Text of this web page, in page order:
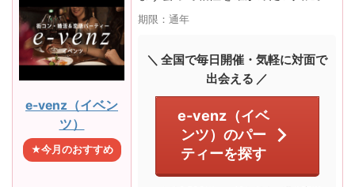
e-venz（イベン
ツ）
★今月のおすすめ
期限：通年
＼ 全国で毎日開催・気軽に対面で
出会える ／
e-venz（イベ
ンツ）のパー
ティーを探す